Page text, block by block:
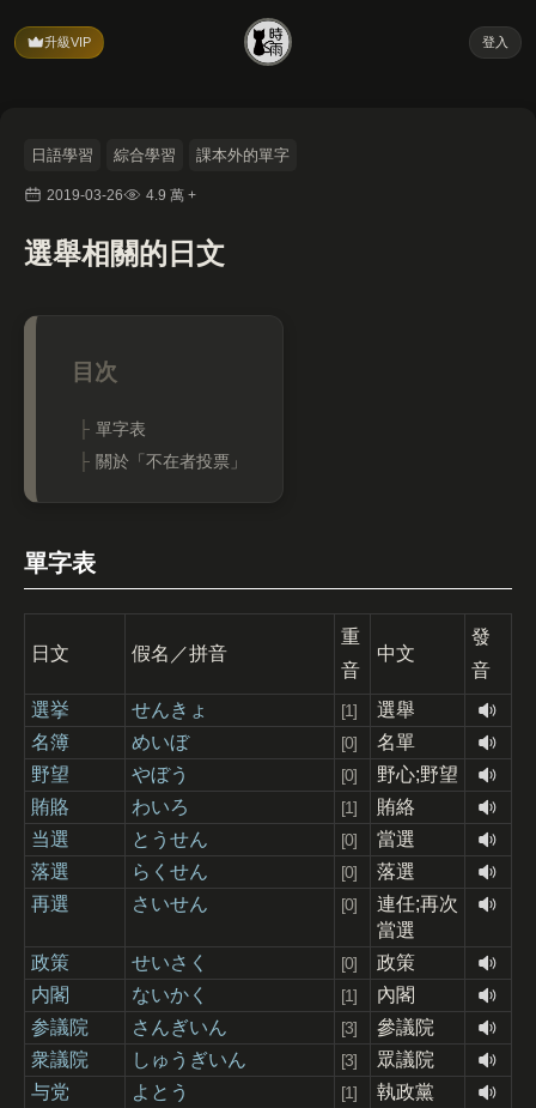
升級VIP 登入
日語學習 綜合學習 課本外的單字
2019-03-26 4.9 萬 +
選舉相關的日文
單字表
關於「不在者投票」
單字表
日文 假名／拼音
重
音
中文
發
音
選挙
せんきょ [1]
選舉
名簿
めいぼ [0]
名單
野望
やぼう [0]
野心;野望
賄賂
わいろ [1]
賄絡
当選
とうせん [0]
當選
落選
らくせん [0]
落選
再選
さいせん [0]
連任;再次
當選
政策
せいさく [0]
政策
内閣
ないかく [1]
內閣
参議院
さんぎいん [3]
參議院
衆議院
しゅうぎいん [3]
眾議院
与党
よとう [1]
執政黨